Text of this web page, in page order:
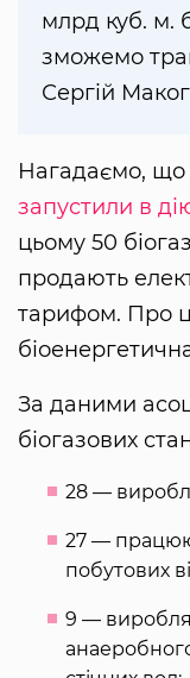
млрд куб. м.
зможемо
Сергій
Нагадаємо, що
запустили в
цьому 50
продають
тарифом. Про
За даними
біогазових
28 —
27 —
побутових
9 —